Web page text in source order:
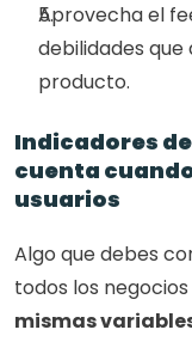
Aprovecha el
debilidades
producto.
Indicadores
cuenta
usuarios
Algo que debes
todos los
mismas